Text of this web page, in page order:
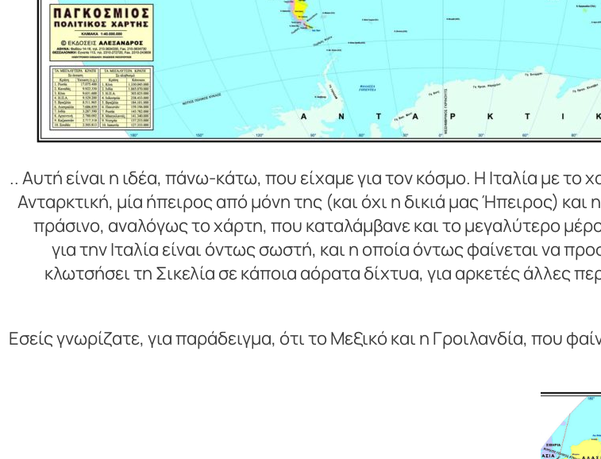
.. Αυτή είναι η ιδέα, πάνω-κάτω, που είχαμε για τον κόσμο. Η Ιταλία με το
Ανταρκτική, μία ήπειρος από μόνη της (και όχι η δικιά μας Ήπειρος)
πράσινο, αναλόγως το χάρτη, που καταλάμβανε και το μεγαλύτερο
για την Ιταλία είναι όντως σωστή, και η οποία όντως φαίνεται να
κλωτσήσει τη Σικελία σε κάποια αόρατα δίχτυα, για αρκετές άλλες
Εσείς γνωρίζατε, για παράδειγμα, ότι το Μεξικό και η Γροιλανδία, που